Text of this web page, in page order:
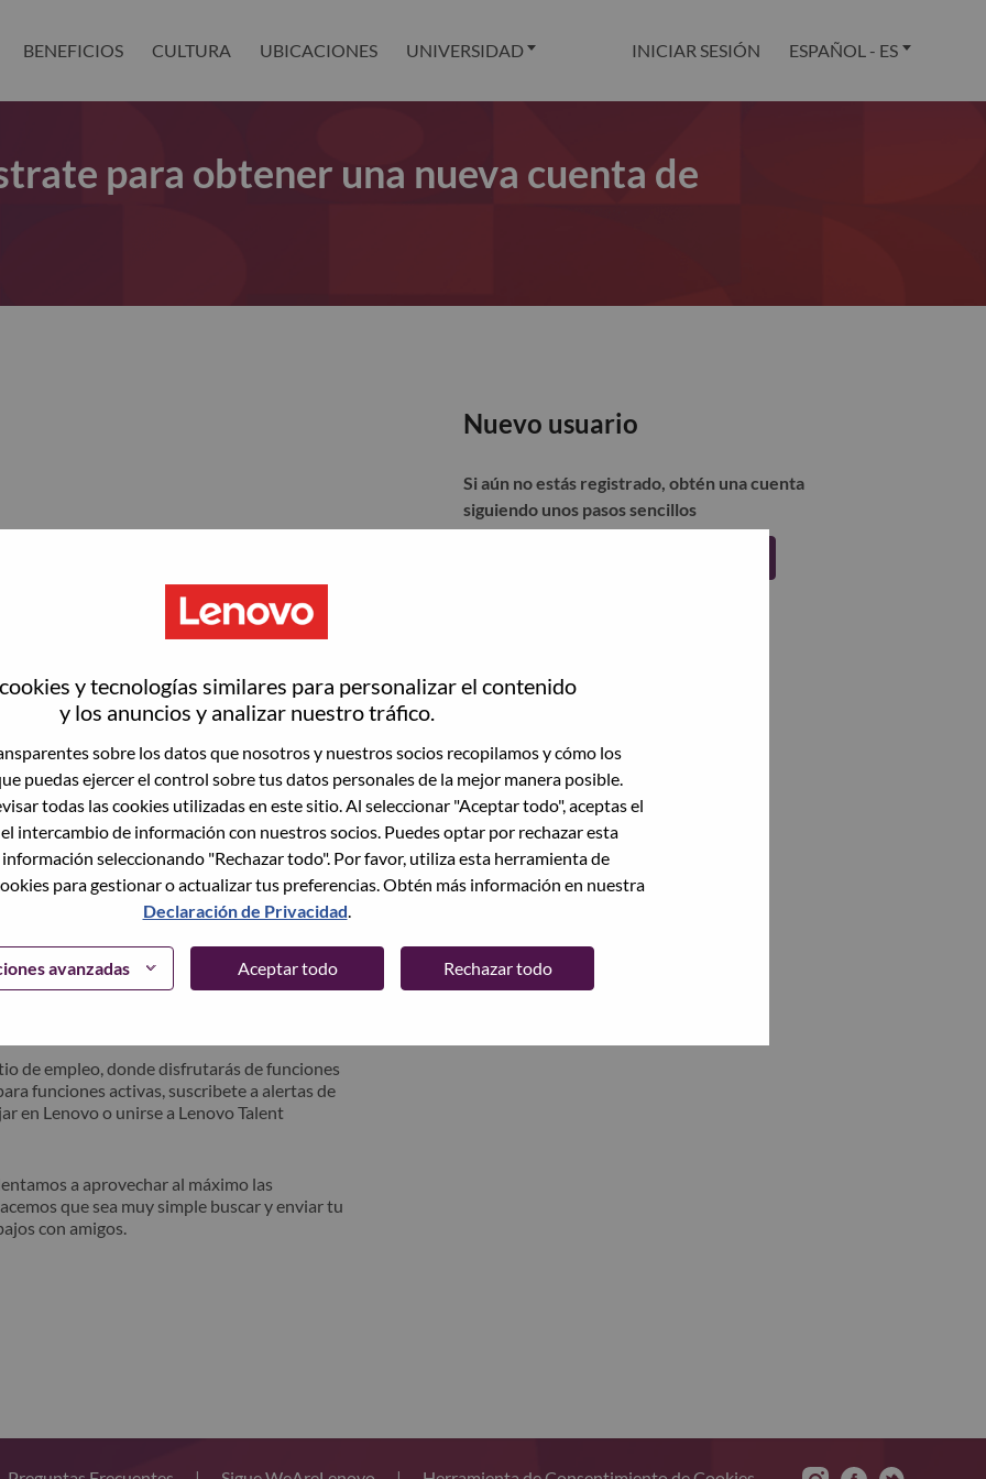
y tecnologías similares para personalizar el contenido
y los anuncios y analizar nuestro tráfico.
sobre los datos que nosotros y nuestros socios recopilamos y cómo los
puedas ejercer el control sobre tus datos personales de la mejor manera posible.
todas las cookies utilizadas en este sitio. Al seleccionar "Aceptar todo", aceptas el
intercambio de información con nuestros socios. Puedes optar por rechazar esta
seleccionando "Rechazar todo". Por favor, utiliza esta herramienta de
para gestionar o actualizar tus preferencias. Obtén más información en nuestra
Declaración de Privacidad.
avanzadas Aceptar todo Rechazar todo
BENEFICIOS CULTURA UBICACIONES UNIVERSIDAD INICIAR SESIÓN ESPAÑOL - ES
para obtener una nueva cuenta de
actual, tenemos su correo electrónico
su contraseña?" para restablecer e iniciar
como nuevo usuario, comunícate con
con los detalles del error y
"Problema de inicio de sesión del
Un miembro de nuestro equipo se
de la revisión.
de empleo, donde disfrutarás de funciones
funciones activas, suscribete a alertas de
en Lenovo o unirse a Lenovo Talent
a aprovechar al máximo las
que sea muy simple buscar y enviar tu
con amigos.
Nuevo usuario
Si aún no estás registrado, obtén una cuenta
siguiendo unos pasos sencillos